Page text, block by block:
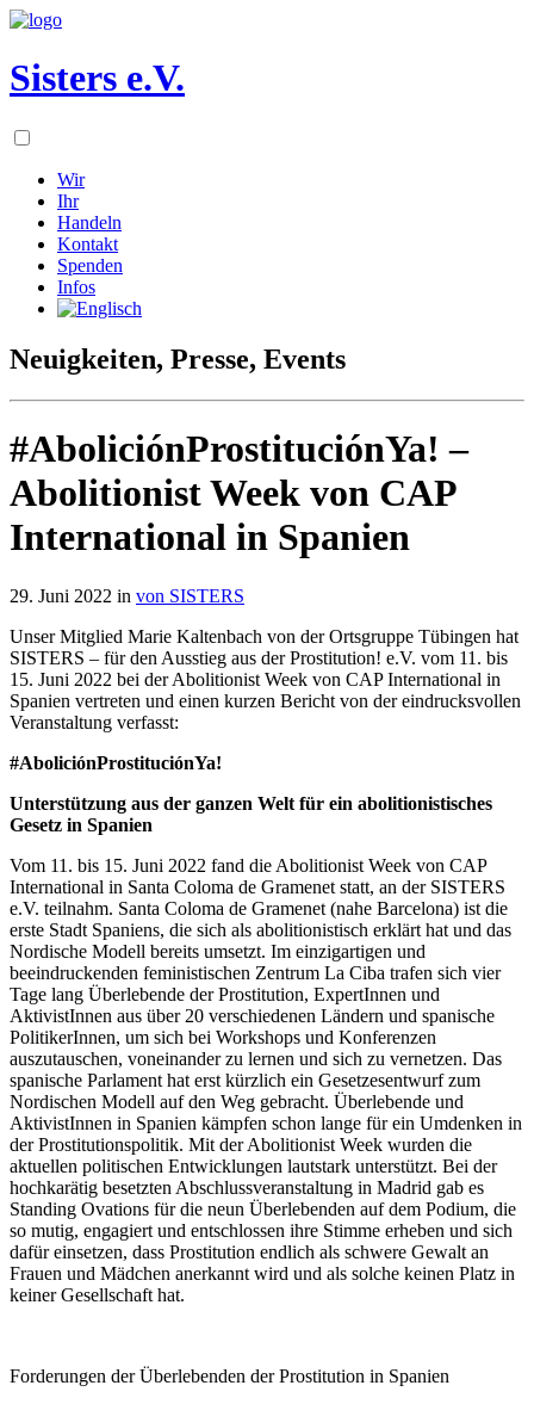
Sisters e.V.
Wir
Ihr
Handeln
Kontakt
Spenden
Infos
Neuigkeiten, Presse, Events
#AboliciónProstituciónYa! –
Abolitionist Week von CAP
International in Spanien
29. Juni 2022 in von SISTERS
Unser Mitglied Marie Kaltenbach von der Ortsgruppe Tübingen hat
SISTERS – für den Ausstieg aus der Prostitution! e.V. vom 11. bis
15. Juni 2022 bei der Abolitionist Week von CAP International in
Spanien vertreten und einen kurzen Bericht von der eindrucksvollen
Veranstaltung verfasst:
#AboliciónProstituciónYa!
Unterstützung aus der ganzen Welt für ein abolitionistisches
Gesetz in Spanien
Vom 11. bis 15. Juni 2022 fand die Abolitionist Week von CAP
International in Santa Coloma de Gramenet statt, an der SISTERS
e.V. teilnahm. Santa Coloma de Gramenet (nahe Barcelona) ist die
erste Stadt Spaniens, die sich als abolitionistisch erklärt hat und das
Nordische Modell bereits umsetzt. Im einzigartigen und
beeindruckenden feministischen Zentrum La Ciba trafen sich vier
Tage lang Überlebende der Prostitution, ExpertInnen und
AktivistInnen aus über 20 verschiedenen Ländern und spanische
PolitikerInnen, um sich bei Workshops und Konferenzen
auszutauschen, voneinander zu lernen und sich zu vernetzen. Das
spanische Parlament hat erst kürzlich ein Gesetzesentwurf zum
Nordischen Modell auf den Weg gebracht. Überlebende und
AktivistInnen in Spanien kämpfen schon lange für ein Umdenken in
der Prostitutionspolitik. Mit der Abolitionist Week wurden die
aktuellen politischen Entwicklungen lautstark unterstützt. Bei der
hochkarätig besetzten Abschlussveranstaltung in Madrid gab es
Standing Ovations für die neun Überlebenden auf dem Podium, die
so mutig, engagiert und entschlossen ihre Stimme erheben und sich
dafür einsetzen, dass Prostitution endlich als schwere Gewalt an
Frauen und Mädchen anerkannt wird und als solche keinen Platz in
keiner Gesellschaft hat.
Forderungen der Überlebenden der Prostitution in Spanien